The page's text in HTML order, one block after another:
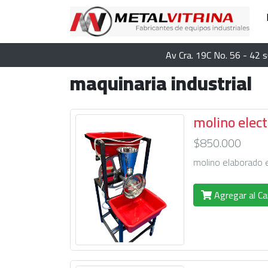
Av Cra. 19C No. 56 -
maquinaria industrial
molino
$850.000
molino elaborado
Agregar al